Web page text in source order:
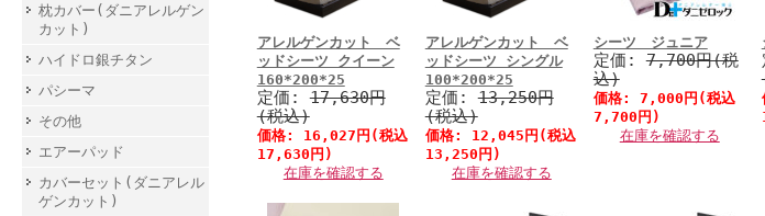
枕カバー(ダニアレルゲン
カット)
ハイドロ銀チタン
パシーマ
その他
エアーパッド
カバーセット(ダニアレル
ゲンカット)
アレルゲンカット ベ
ッドシーツ クイーン
160*200*25
定価:17,630円
(税込)
価格: 16,027円 (税込
17,630円)
在庫を確認する
アレルゲンカット ベ
ッドシーツ シングル
100*200*25
定価:13,250円
(税込)
価格: 12,045円 (税込
13,250円)
在庫を確認する
シーツ ジュニア
定価:7,700円(税
込)
価格: 7,000円 (税込
7,700円)
在庫を確認する